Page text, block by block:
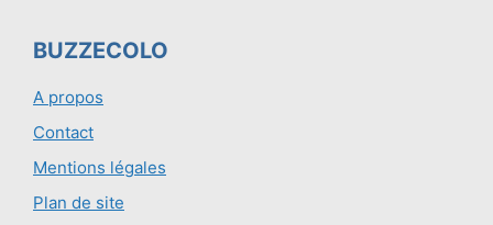
BUZZECOLO
A propos
Contact
Mentions légales
Plan de site